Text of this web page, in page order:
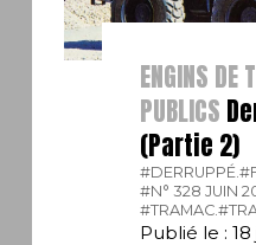
ENGINS DE
PUBLICS
(Partie 2)
#DERRUPPÉ.
#N° 328 JUIN
#TRAMAC.
Publié le :